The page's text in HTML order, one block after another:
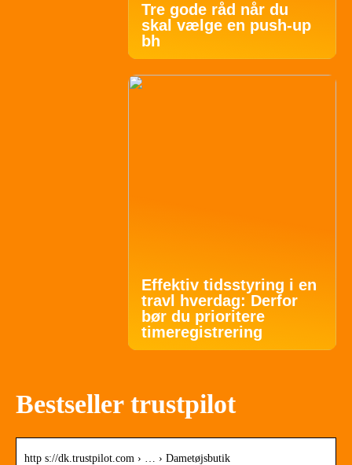
Tre gode råd når du
skal vælge en push-up
bh
Effektiv tidsstyring i en
travl hverdag: Derfor
bør du prioritere
timeregistrering
Bestseller trustpilot
http s://dk.trustpilot.com › … › Dametøjsbutik